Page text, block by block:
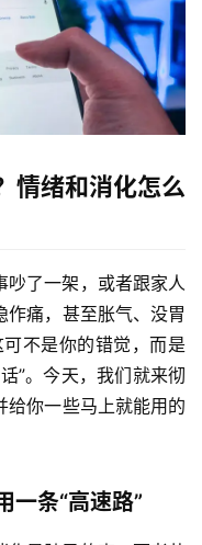
情绪和消化怎么
吵了一架，或者跟家人
作痛，甚至胀气、没胃
可不是你的错觉，而是
”。今天，我们就来彻
给你一些马上就能用的
一条“高速路”